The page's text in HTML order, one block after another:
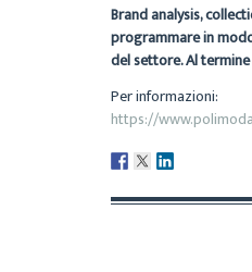
Brand analysis,
programmare in
del settore. Al
Per informazioni:
https://